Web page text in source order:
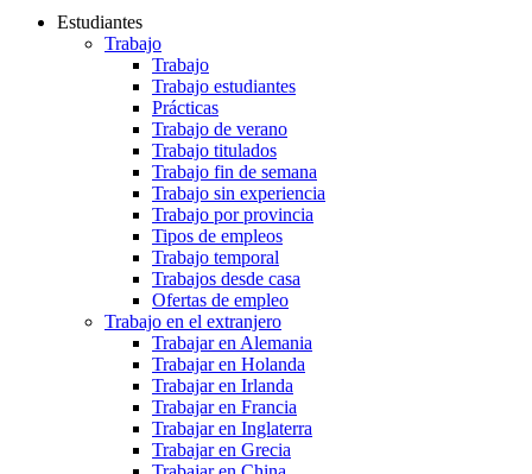
Estudiantes
Trabajo
Trabajo
Trabajo estudiantes
Prácticas
Trabajo de verano
Trabajo titulados
Trabajo fin de semana
Trabajo sin experiencia
Trabajo por provincia
Tipos de empleos
Trabajo temporal
Trabajos desde casa
Ofertas de empleo
Trabajo en el extranjero
Trabajar en Alemania
Trabajar en Holanda
Trabajar en Irlanda
Trabajar en Francia
Trabajar en Inglaterra
Trabajar en Grecia